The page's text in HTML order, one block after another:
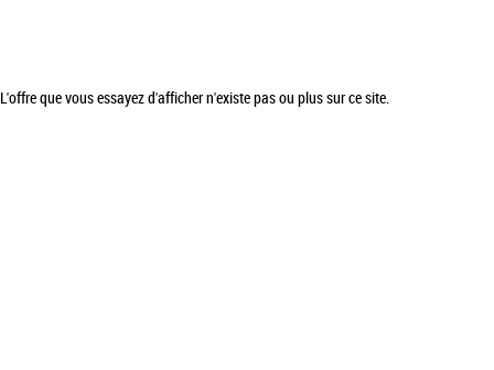
L'offre que vous essayez d'afficher n'existe pas ou plus sur ce site.